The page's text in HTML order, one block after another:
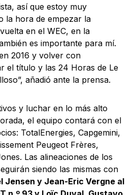
así que estoy muy
la hora de empezar la
en el WEC, en la
es importante para mí.
2016 y volver con
el título y las 24 Horas de Le
añadió ante la prensa.
y luchar en lo más alto
el equipo contará con el
TotalEnergies, Capgemini,
Peugeot Frères,
Las alineaciones de los
siendo las mismas con
Jensen y Jean-Eric Vergne al